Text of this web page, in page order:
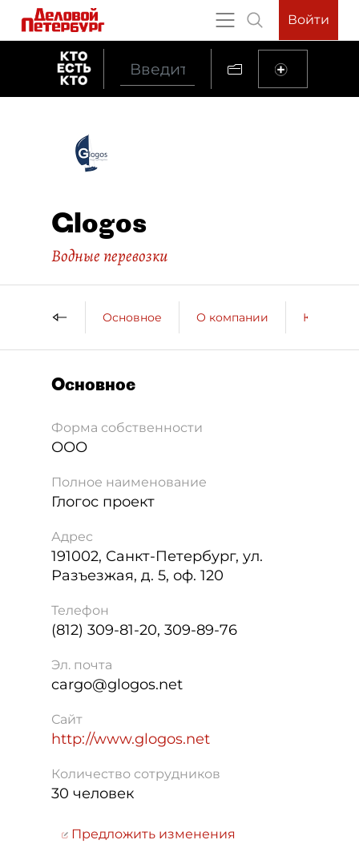
Войти
Glogos
Водные перевозки
Основное О компании
Основное
Форма собственности
ООО
Полное наименование
Глогос проект
Адрес
191002, Санкт-Петербург, ул.
Разъезжая, д. 5, оф. 120
Телефон
(812) 309-81-20, 309-89-76
Эл. почта
cargo@glogos.net
Сайт
http://www.glogos.net
Количество сотрудников
30 человек
Предложить изменения